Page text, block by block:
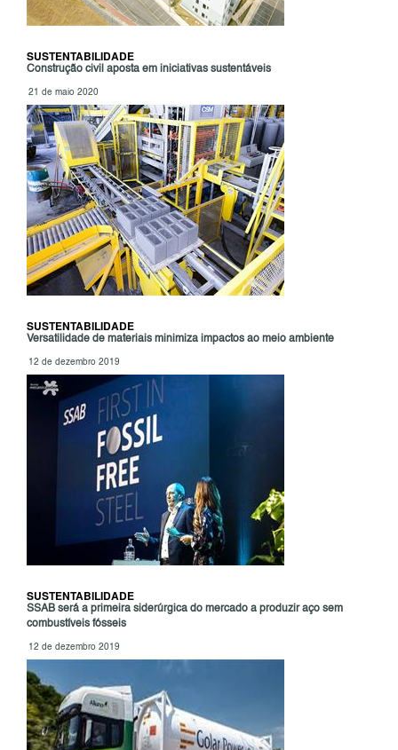
SUSTENTABILIDADE
Construção civil aposta em iniciativas sustentáveis
21 de maio 2020
SUSTENTABILIDADE
Versatilidade de materiais minimiza impactos ao meio ambiente
12 de dezembro 2019
SUSTENTABILIDADE
SSAB será a primeira siderúrgica do mercado a produzir aço sem
combustíveis fósseis
12 de dezembro 2019